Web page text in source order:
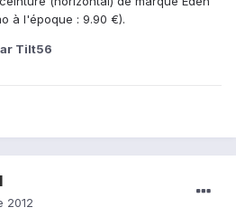
à l'époque : 9.90 €).
Tilt56
2012